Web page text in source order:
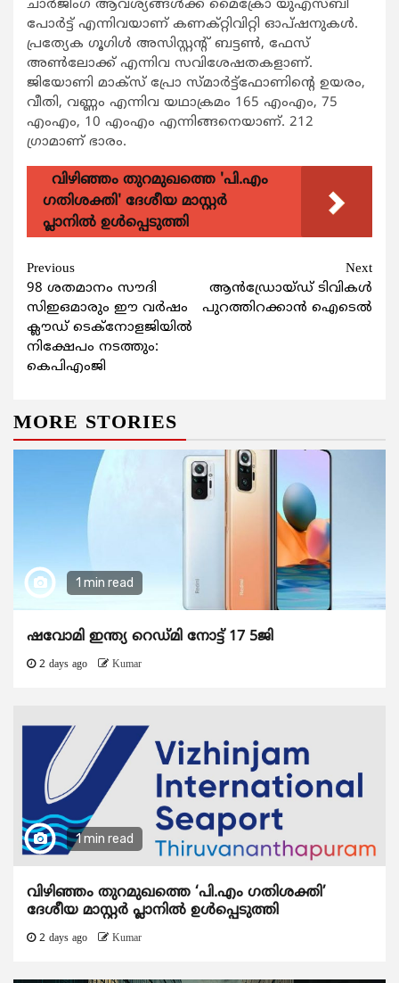
ചാര്‍ജിംഗ് ആവശ്യങ്ങള്‍ക്ക് മൈക്രോ യുഎസ്ബി
പോര്‍ട്ട് എന്നിവയാണ് കണക്റ്റിവിറ്റി ഓപ്ഷനുകള്‍.
പ്രത്യേക ഗൂഗിള്‍ അസിസ്റ്റന്റ് ബട്ടണ്‍, ഫേസ്
അണ്‍ലോക്ക് എന്നിവ സവിശേഷതകളാണ്.
ജിയോണി മാക്‌സ് പ്രോ സ്മാര്‍ട്ട്‌ഫോണിന്റെ ഉയരം,
വീതി, വണ്ണം എന്നിവ യഥാക്രമം 165 എംഎം, 75
എംഎം, 10 എംഎം എന്നിങ്ങനെയാണ്. 212
ഗ്രാമാണ് ഭാരം.
വിഴിഞ്ഞം തുറമുഖത്തെ 'പി.എം
ഗതിശക്തി' ദേശീയ മാസ്റ്റർ
പ്ലാനിൽ ഉൾപ്പെടുത്തി
Continue
Reading
Previous
98 ശതമാനം സൗദി
സിഇഒമാരും ഈ വര്‍ഷം
ക്ലൗഡ് ടെക്‌നോളജിയില്‍
നിക്ഷേപം നടത്തും:
കെപിഎംജി
Next
ആന്‍ഡ്രോയ്ഡ് ടിവികള്‍
പുറത്തിറക്കാന്‍ ഐടെല്‍
MORE STORIES
1 min read
ഷവോമി ഇന്ത്യ റെഡ്മി നോട്ട് 17 5ജി
2 days ago Kumar
1 min read
വിഴിഞ്ഞം തുറമുഖത്തെ ‘പി.എം ഗതിശക്തി’
ദേശീയ മാസ്റ്റർ പ്ലാനിൽ ഉൾപ്പെടുത്തി
2 days ago Kumar